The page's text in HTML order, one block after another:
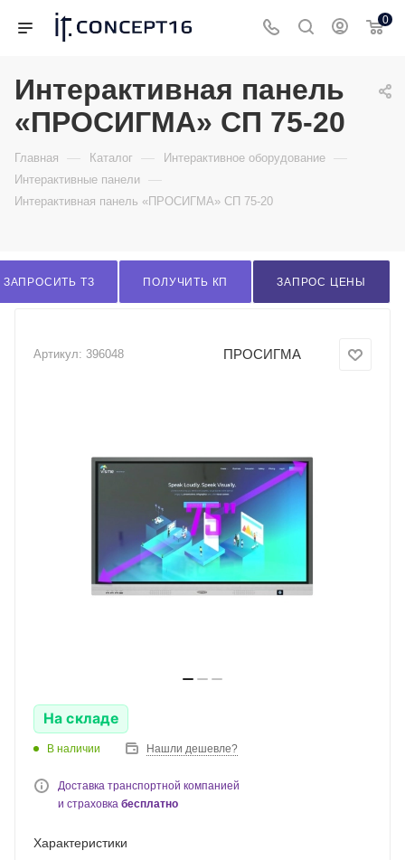
0
Интерактивная панель
«ПРОСИГМА» СП 75-20
Главная — Каталог — Интерактивное оборудование —
Интерактивные панели —
Интерактивная панель «ПРОСИГМА» СП 75-20
ЗАПРОСИТЬ ТЗ ПОЛУЧИТЬ КП ЗАПРОС ЦЕНЫ
Артикул: 396048 ПРОСИГМА
На складе
В наличии Нашли дешевле?
Доставка транспортной компанией
и страховка бесплатно
Характеристики